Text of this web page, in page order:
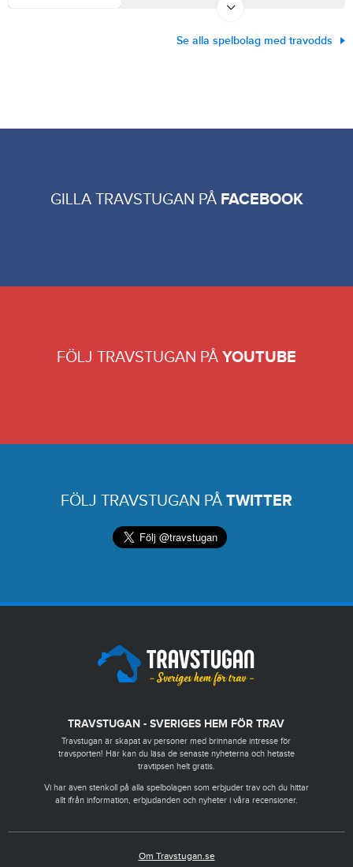
Se alla spelbolag med travodds
GILLA TRAVSTUGAN PÅ FACEBOOK
FÖLJ TRAVSTUGAN PÅ YOUTUBE
FÖLJ TRAVSTUGAN PÅ TWITTER
TRAVSTUGAN - SVERIGES HEM FÖR TRAV
Travstugan är skapat av personer med brinnande intresse för
travsporten! Här kan du läsa de senaste nyheterna och hetaste
travtipsen helt gratis.
Vi har även stenkoll på alla spelbolagen som erbjuder trav och du hittar
allt ifrån information, erbjudanden och nyheter i våra recensioner.
Om Travstugan.se